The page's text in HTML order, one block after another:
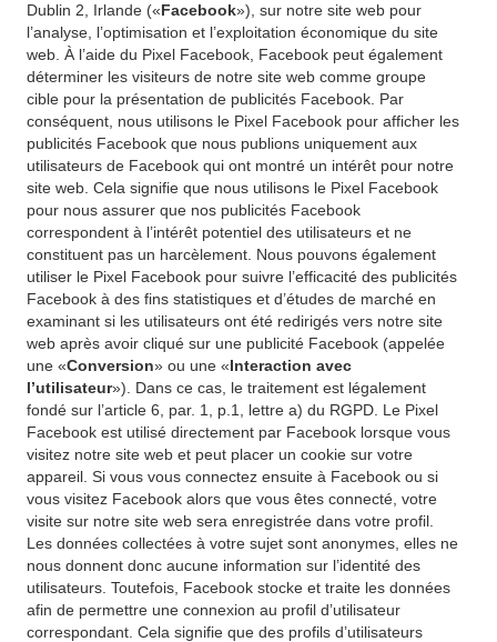
Dublin 2, Irlande («Facebook»), sur notre site web pour
l’analyse, l’optimisation et l’exploitation économique du site
web. À l’aide du Pixel Facebook, Facebook peut également
déterminer les visiteurs de notre site web comme groupe
cible pour la présentation de publicités Facebook. Par
conséquent, nous utilisons le Pixel Facebook pour afficher les
publicités Facebook que nous publions uniquement aux
utilisateurs de Facebook qui ont montré un intérêt pour notre
site web. Cela signifie que nous utilisons le Pixel Facebook
pour nous assurer que nos publicités Facebook
correspondent à l’intérêt potentiel des utilisateurs et ne
constituent pas un harcèlement. Nous pouvons également
utiliser le Pixel Facebook pour suivre l’efficacité des publicités
Facebook à des fins statistiques et d’études de marché en
examinant si les utilisateurs ont été redirigés vers notre site
web après avoir cliqué sur une publicité Facebook (appelée
une «Conversion» ou une «Interaction avec
l’utilisateur»). Dans ce cas, le traitement est légalement
fondé sur l’article 6, par. 1, p.1, lettre a) du RGPD. Le Pixel
Facebook est utilisé directement par Facebook lorsque vous
visitez notre site web et peut placer un cookie sur votre
appareil. Si vous vous connectez ensuite à Facebook ou si
vous visitez Facebook alors que vous êtes connecté, votre
visite sur notre site web sera enregistrée dans votre profil.
Les données collectées à votre sujet sont anonymes, elles ne
nous donnent donc aucune information sur l’identité des
utilisateurs. Toutefois, Facebook stocke et traite les données
afin de permettre une connexion au profil d’utilisateur
correspondant. Cela signifie que des profils d’utilisateurs